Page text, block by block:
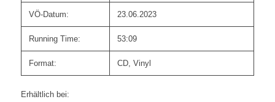
VÖ-Datum: 23.06.2023
Running Time: 53:09
Format: CD, Vinyl
Erhältlich bei: